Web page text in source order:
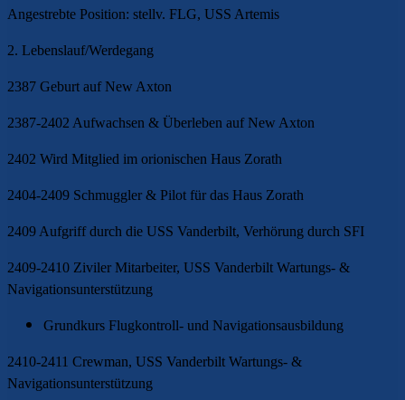
Angestrebte Position: stellv. FLG, USS Artemis
2. Lebenslauf/Werdegang
2387 Geburt auf New Axton
2387-2402 Aufwachsen & Überleben auf New Axton
2402 Wird Mitglied im orionischen Haus Zorath
2404-2409 Schmuggler & Pilot für das Haus Zorath
2409 Aufgriff durch die USS Vanderbilt, Verhörung durch SFI
2409-2410 Ziviler Mitarbeiter, USS Vanderbilt Wartungs- &
Navigationsunterstützung
Grundkurs Flugkontroll- und Navigationsausbildung
2410-2411 Crewman, USS Vanderbilt Wartungs- &
Navigationsunterstützung